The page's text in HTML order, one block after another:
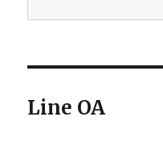
Line OA